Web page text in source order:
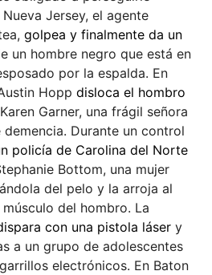
Jersey, el agente
golpea y finalmente da un
un hombre negro que está en
por la espalda. En
Hopp disloca el hombro
Garner, una frágil señora
Durante un control
policía de Carolina del Norte
Bottom, una mujer
del pelo y la arroja al
del hombro. La
con una pistola láser y
a un grupo de adolescentes
electrónicos. En Baton